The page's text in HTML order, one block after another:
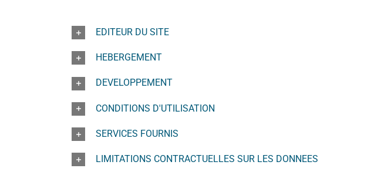
EDITEUR DU SITE
HEBERGEMENT
DEVELOPPEMENT
CONDITIONS D'UTILISATION
SERVICES FOURNIS
LIMITATIONS CONTRACTUELLES SUR LES DONNEES